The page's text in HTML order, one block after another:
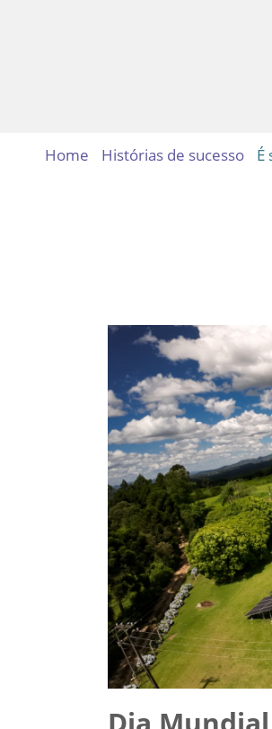
Home Histórias de sucesso É